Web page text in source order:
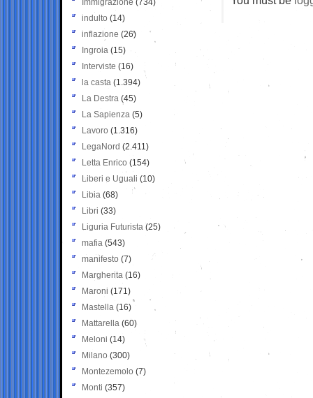
Immigrazione (734)
indulto (14)
inflazione (26)
Ingroia (15)
Interviste (16)
la casta (1.394)
La Destra (45)
La Sapienza (5)
Lavoro (1.316)
LegaNord (2.411)
Letta Enrico (154)
Liberi e Uguali (10)
Libia (68)
Libri (33)
Liguria Futurista (25)
mafia (543)
manifesto (7)
Margherita (16)
Maroni (171)
Mastella (16)
Mattarella (60)
Meloni (14)
Milano (300)
Montezemolo (7)
Monti (357)